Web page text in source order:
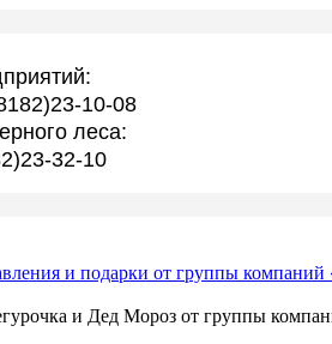
10-08
леса:
32-10
и подарки от группы компаний
и Дед Мороз от группы